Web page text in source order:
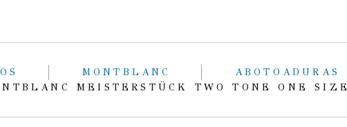
MONTBLANC
ABOTOADURAS
MEISTERSTÜCK TWO TONE ONE SIZE